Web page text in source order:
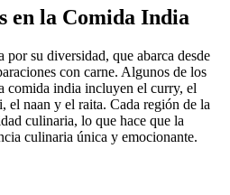
en la Comida India
por su diversidad, que abarca desde
con carne. Algunos de los
comida india incluyen el curry, el
el naan y el raita. Cada región de la
culinaria, lo que hace que la
culinaria única y emocionante.